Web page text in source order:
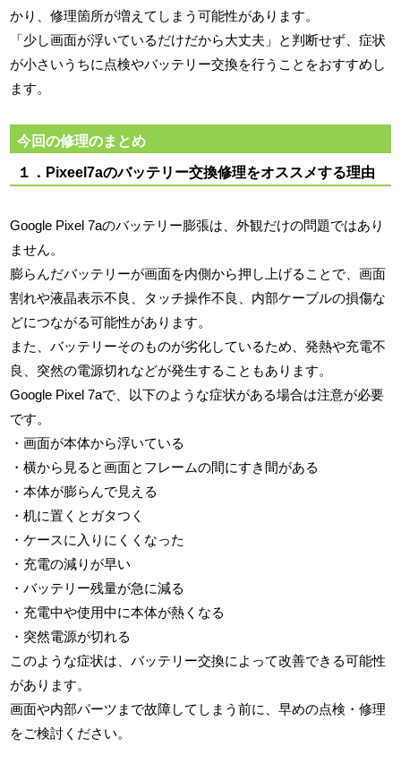
かり、修理箇所が増えてしまう可能性があります。
「少し画面が浮いているだけだから大丈夫」と判断せず、症状
が小さいうちに点検やバッテリー交換を行うことをおすすめし
ます。
今回の修理のまとめ
１．Pixeel7aのバッテリー交換修理をオススメする理由
Google Pixel 7aのバッテリー膨張は、外観だけの問題ではあり
ません。
膨らんだバッテリーが画面を内側から押し上げることで、画面
割れや液晶表示不良、タッチ操作不良、内部ケーブルの損傷な
どにつながる可能性があります。
また、バッテリーそのものが劣化しているため、発熱や充電不
良、突然の電源切れなどが発生することもあります。
Google Pixel 7aで、以下のような症状がある場合は注意が必要
です。
・画面が本体から浮いている
・横から見ると画面とフレームの間にすき間がある
・本体が膨らんで見える
・机に置くとガタつく
・ケースに入りにくくなった
・充電の減りが早い
・バッテリー残量が急に減る
・充電中や使用中に本体が熱くなる
・突然電源が切れる
このような症状は、バッテリー交換によって改善できる可能性
があります。
画面や内部パーツまで故障してしまう前に、早めの点検・修理
をご検討ください。